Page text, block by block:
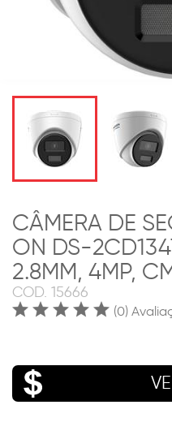
CÂMERA DE
ON DS-
2.8MM, 4MP,
COD. 15666
(0)